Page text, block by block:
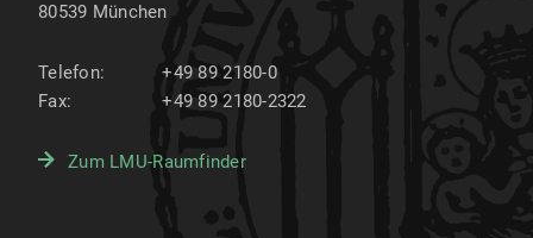
80539 München
Telefon:
+49 89 2180-0
Fax:
+49 89 2180-2322
Zum LMU-Raumfinder